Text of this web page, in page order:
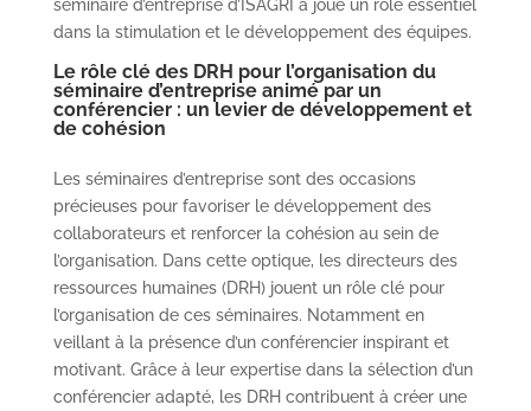
séminaire d’entreprise d’ISAGRI a joué un rôle essentiel
dans la stimulation et le développement des équipes.
Le rôle clé des DRH pour l’organisation du
séminaire d’entreprise animé par un
conférencier : un levier de développement et
de cohésion
Les séminaires d’entreprise sont des occasions
précieuses pour favoriser le développement des
collaborateurs et renforcer la cohésion au sein de
l’organisation. Dans cette optique, les directeurs des
ressources humaines (DRH) jouent un rôle clé pour
l’organisation de ces séminaires. Notamment en
veillant à la présence d’un conférencier inspirant et
motivant. Grâce à leur expertise dans la sélection d’un
conférencier adapté, les DRH contribuent à créer une